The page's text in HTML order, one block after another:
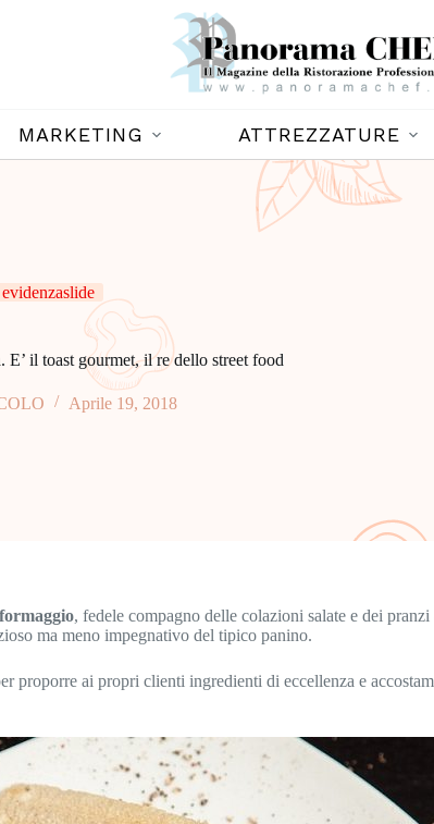
MARKETING ATTREZZATURE
evidenzaslide
il toast gourmet, il re dello street food
Aprile 19, 2018
, fedele compagno delle colazioni salate e dei
ma meno impegnativo del tipico panino.
proporre ai propri clienti ingredienti di eccellenza e